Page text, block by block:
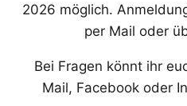
2026 möglich.
per Mail oder
Bei Fragen könnt ihr
Mail, Facebook oder